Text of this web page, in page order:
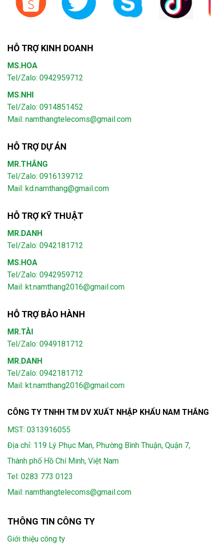
HỖ TRỢ KINH DOANH
MS.HOA
Tel/Zalo: 0942959712
MS.NHI
Tel/Zalo: 0914851452
Mail: namthangtelecoms@gmail.com
HỖ TRỢ DỰ ÁN
MR.THẮNG
Tel/Zalo: 0916139712
Mail: kd.namthang@gmail.com
HỖ TRỢ KỸ THUẬT
MR.DANH
Tel/Zalo: 0942181712
MS.HOA
Tel/Zalo: 0942959712
Mail: kt.namthang2016@gmail.com
HỖ TRỢ BẢO HÀNH
MR.TÀI
Tel/Zalo: 0949181712
MR.DANH
Tel/Zalo: 0942181712
Mail: kt.namthang2016@gmail.com
CÔNG TY TNHH TM DV XUẤT NHẬP KHẨU NAM THẮNG
MST: 0313916055
Địa chỉ: 119 Lý Phục Man, Phường Bình Thuận, Quận 7,
Thành phố Hồ Chí Minh, Việt Nam
Tel: 0283 773 0123
Mail: namthangtelecoms@gmail.com
THÔNG TIN CÔNG TY
Giới thiệu công ty